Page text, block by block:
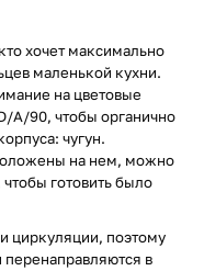
хочет максимально
маленькой кухни.
на цветовые
A/90, чтобы органично
чугун.
на нем, можно
готовить было
циркуляции, поэтому
перенаправляются в